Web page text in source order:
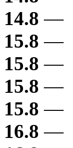
14.8 —
15.8 —
15.8 —
15.8 —
15.8 —
16.8 —